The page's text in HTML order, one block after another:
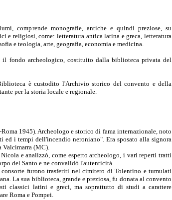
comprende monografie, antiche e quindi preziose, su
e religiosi, come: letteratura antica latina e greca, letteratura
e teologia, arte, geografia, economia e medicina.
il fondo archeologico, costituito dalla biblioteca privata del
è custodito l'Archivio storico del convento e della
per la storia locale e regionale.
1945). Archeologo e storico di fama internazionale, noto
ed i tempi dell'incendio neroniano". Era sposato alla signora
Valcimarra (MC).
e analizzò, come esperto archeologo, i vari reperti tratti
del Santo e ne convalidò l'autenticità.
furono trasferiti nel cimitero di Tolentino e tumulati
La sua biblioteca, grande e preziosa, fu donata al convento
classici latini e greci, ma soprattutto di studi a carattere
Roma e Pompei.